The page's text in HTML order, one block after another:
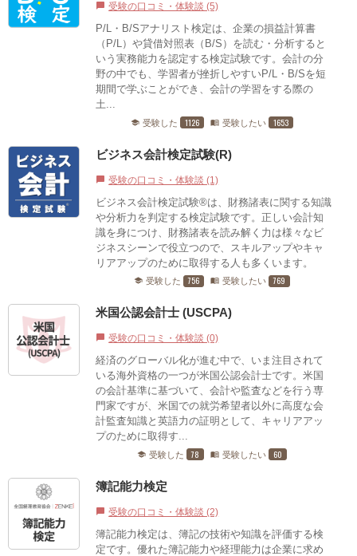
chat_bubble 受験の口コミ・体験談 (5)
P/L・B/Sアナリスト検定は、企業の損益計算書
（P/L）や貸借対照表（B/S）を読む・分析すると
いう実務能力を認定する検定試験です。会計の分
野の中でも、学習者が挫折しやすいP/L・B/Sを短
期間で学ぶことができ、会計の学習をする際の
土...
school 受験した 1126 menu_book 受験したい 1653
ビジネス会計検定試験(R)
chat_bubble 受験の口コミ・体験談 (1)
ビジネス会計検定試験®は、財務諸表に関する知識
や分析力を判定する検定試験です。正しい会計知
識を身につけ、財務諸表を読み解く力は様々なビ
ジネスシーンで役立つので、スキルアップやキャ
リアアップのために取得する人も多くいます。
school 受験した 756 menu_book 受験したい 769
米国公認会計士 (USCPA)
chat_bubble 受験の口コミ・体験談 (0)
経済のグローバル化が進む中で、いま注目されて
いる海外資格の一つが米国公認会計士です。米国
の会計基準に基づいて、会計や監査などを行う専
門家ですが、米国での就労希望者以外に高度な会
計監査知識と英語力の証明として、キャリアアッ
プのために取得す...
school 受験した 78 menu_book 受験したい 60
簿記能力検定
chat_bubble 受験の口コミ・体験談 (2)
簿記能力検定は、簿記の技術や知識を評価する検
定です。優れた簿記能力や経理能力は企業に求め